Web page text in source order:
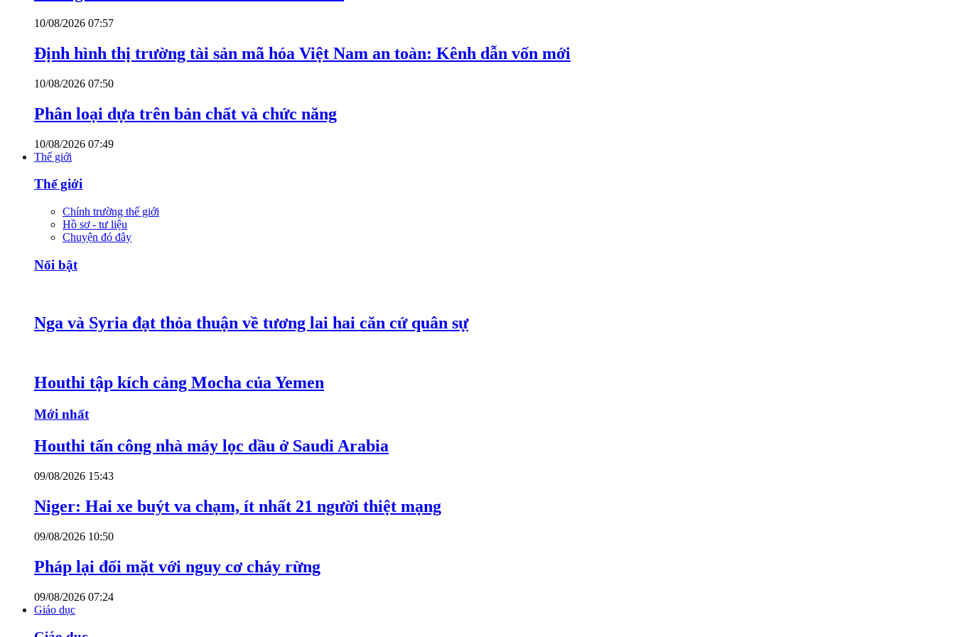
10/08/2026 07:57
Định hình thị trường tài sản mã hóa Việt Nam an toàn: Kênh dẫn vốn mới
10/08/2026 07:50
Phân loại dựa trên bản chất và chức năng
10/08/2026 07:49
Thế giới
Thế giới
Chính trường thế giới
Hồ sơ - tư liệu
Chuyện đó đây
Nổi bật
Nga và Syria đạt thỏa thuận về tương lai hai căn cứ quân sự
Houthi tập kích cảng Mocha của Yemen
Mới nhất
Houthi tấn công nhà máy lọc dầu ở Saudi Arabia
09/08/2026 15:43
Niger: Hai xe buýt va chạm, ít nhất 21 người thiệt mạng
09/08/2026 10:50
Pháp lại đối mặt với nguy cơ cháy rừng
09/08/2026 07:24
Giáo dục